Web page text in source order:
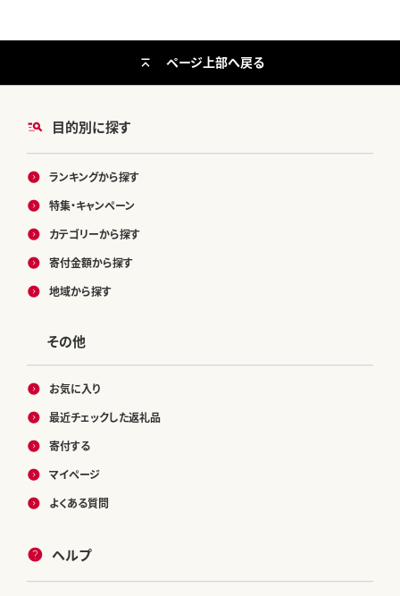
目的別に探す
ランキングから探す
特集・キャンペーン
カテゴリーから探す
寄付金額から探す
地域から探す
その他
お気に入り
最近チェックした返礼品
寄付する
マイページ
よくある質問
ヘルプ
ページ上部へ戻る